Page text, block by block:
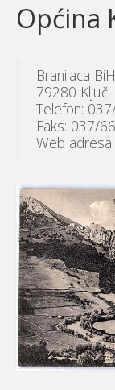
Općina
Branilaca
79280 Ključ
Telefon:
Faks: 037/
Web